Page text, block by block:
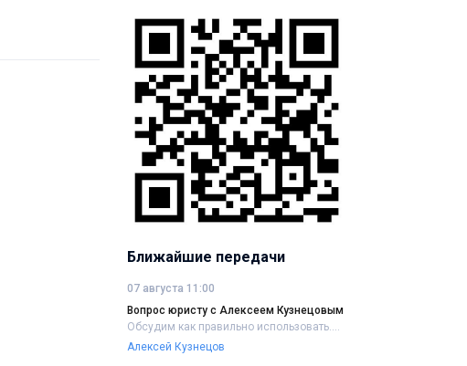
Ближайшие передачи
07 августа 11:00
Вопрос юристу с Алексеем Кузнецовым
Обсудим как правильно использовать....
Алексей Кузнецов